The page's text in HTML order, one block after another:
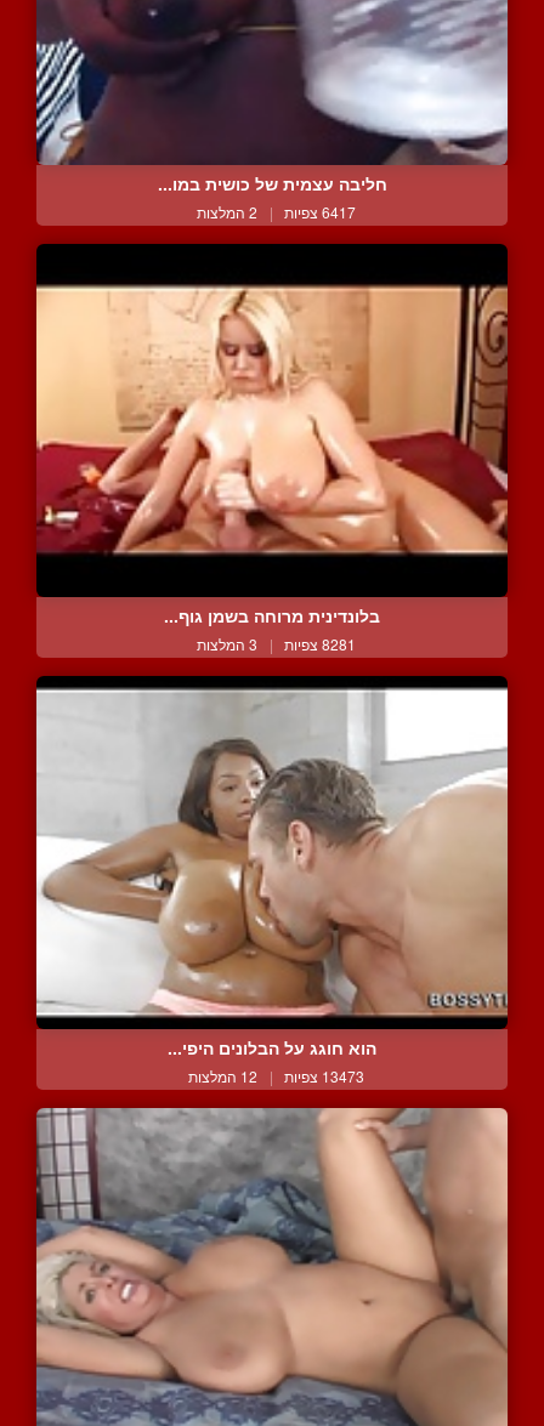
חליבה עצמית של כושית במו...
6417 צפיות | 2 המלצות
בלונדינית מרוחה בשמן גוף...
8281 צפיות | 3 המלצות
הוא חוגג על הבלונים היפי...
13473 צפיות | 12 המלצות